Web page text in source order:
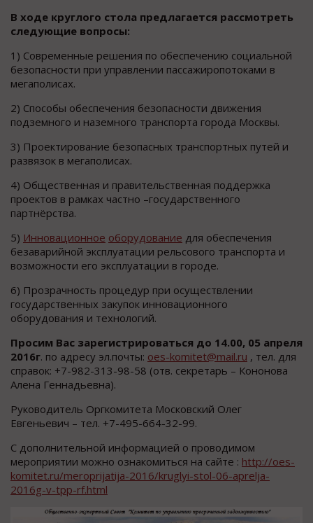
В ходе круглого стола предлагается рассмотреть
следующие вопросы:
1) Современные решения по обеспечению социальной
безопасности при управлении пассажиропотоками в
мегаполисах.
2) Способы обеспечения безопасности движения
подземного и наземного транспорта города Москвы.
3) Проектирование безопасных транспортных путей и
развязок в мегаполисах.
4) Общественная и правительственная поддержка
проектов в рамках частно –государственного
партнёрства.
5) Инновационное оборудование для обеспечения
безаварийной эксплуатации рельсового транспорта и
возможности его эксплуатации в городе.
6) Прозрачность процедур при осуществлении
государственных закупок инновационного
оборудования и технологий.
Просим Вас зарегистрироваться до 14.00, 05 апреля
2016г. по адресу эл.почты: oes-komitet@mail.ru , тел. для
справок: +7-982-313-98-58 (отв. секретарь – Кононова
Алена Геннадьевна).
Руководитель Оргкомитета Московский Олег
Евгеньевич – тел. +7-495-664-32-99.
С дополнительной информацией о проводимом
мероприятии можно ознакомиться на сайте : http://oes-
komitet.ru/meroprijatija-2016/kruglyi-stol-06-aprelja-
2016g-v-tpp-rf.html